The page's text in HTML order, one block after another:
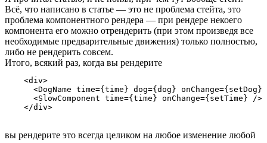
Всё, что написано в статье — это не проблема стейта, это
проблема компонентного рендера — при рендере некоего
компонента его можно отрендерить (при этом произведя все
необходимые предварительные движения) только полностью,
либо не рендерить совсем.
Итого, всякий раз, когда вы рендерите
    <div>
<DogName time={time} dog={dog} onChange={setDog}
      <SlowComponent time={time} onChange={setTime} />
    </div>
вы рендерите это всегда целиком на любое изменение любой